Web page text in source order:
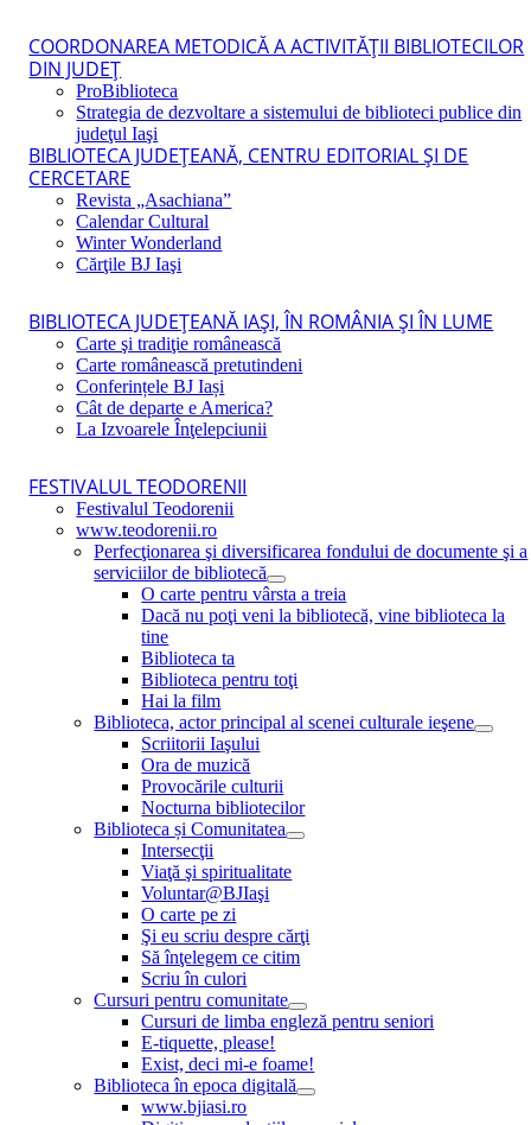
COORDONAREA METODICĂ A ACTIVITĂŢII BIBLIOTECILOR
DIN JUDEŢ
ProBiblioteca
Strategia de dezvoltare a sistemului de biblioteci publice din
judeţul Iaşi
BIBLIOTECA JUDEŢEANĂ, CENTRU EDITORIAL ŞI DE
CERCETARE
Revista „Asachiana”
Calendar Cultural
Winter Wonderland
Cărţile BJ Iaşi
BIBLIOTECA JUDEŢEANĂ IAŞI, ÎN ROMÂNIA ŞI ÎN LUME
Carte şi tradiţie românească
Carte românească pretutindeni
Conferințele BJ Iași
Cât de departe e America?
La Izvoarele Înţelepciunii
FESTIVALUL TEODORENII
Festivalul Teodorenii
www.teodorenii.ro
Perfecţionarea şi diversificarea fondului de documente şi a
serviciilor de bibliotecă
O carte pentru vârsta a treia
Dacă nu poţi veni la bibliotecă, vine biblioteca la
tine
Biblioteca ta
Biblioteca pentru toţi
Hai la film
Biblioteca, actor principal al scenei culturale ieşene
Scriitorii Iaşului
Ora de muzică
Provocările culturii
Nocturna bibliotecilor
Biblioteca și Comunitatea
Intersecţii
Viaţă şi spiritualitate
Voluntar@BJIaşi
O carte pe zi
Şi eu scriu despre cărţi
Să înţelegem ce citim
Scriu în culori
Cursuri pentru comunitate
Cursuri de limba engleză pentru seniori
E-tiquette, please!
Exist, deci mi-e foame!
Biblioteca în epoca digitală
www.bjiasi.ro